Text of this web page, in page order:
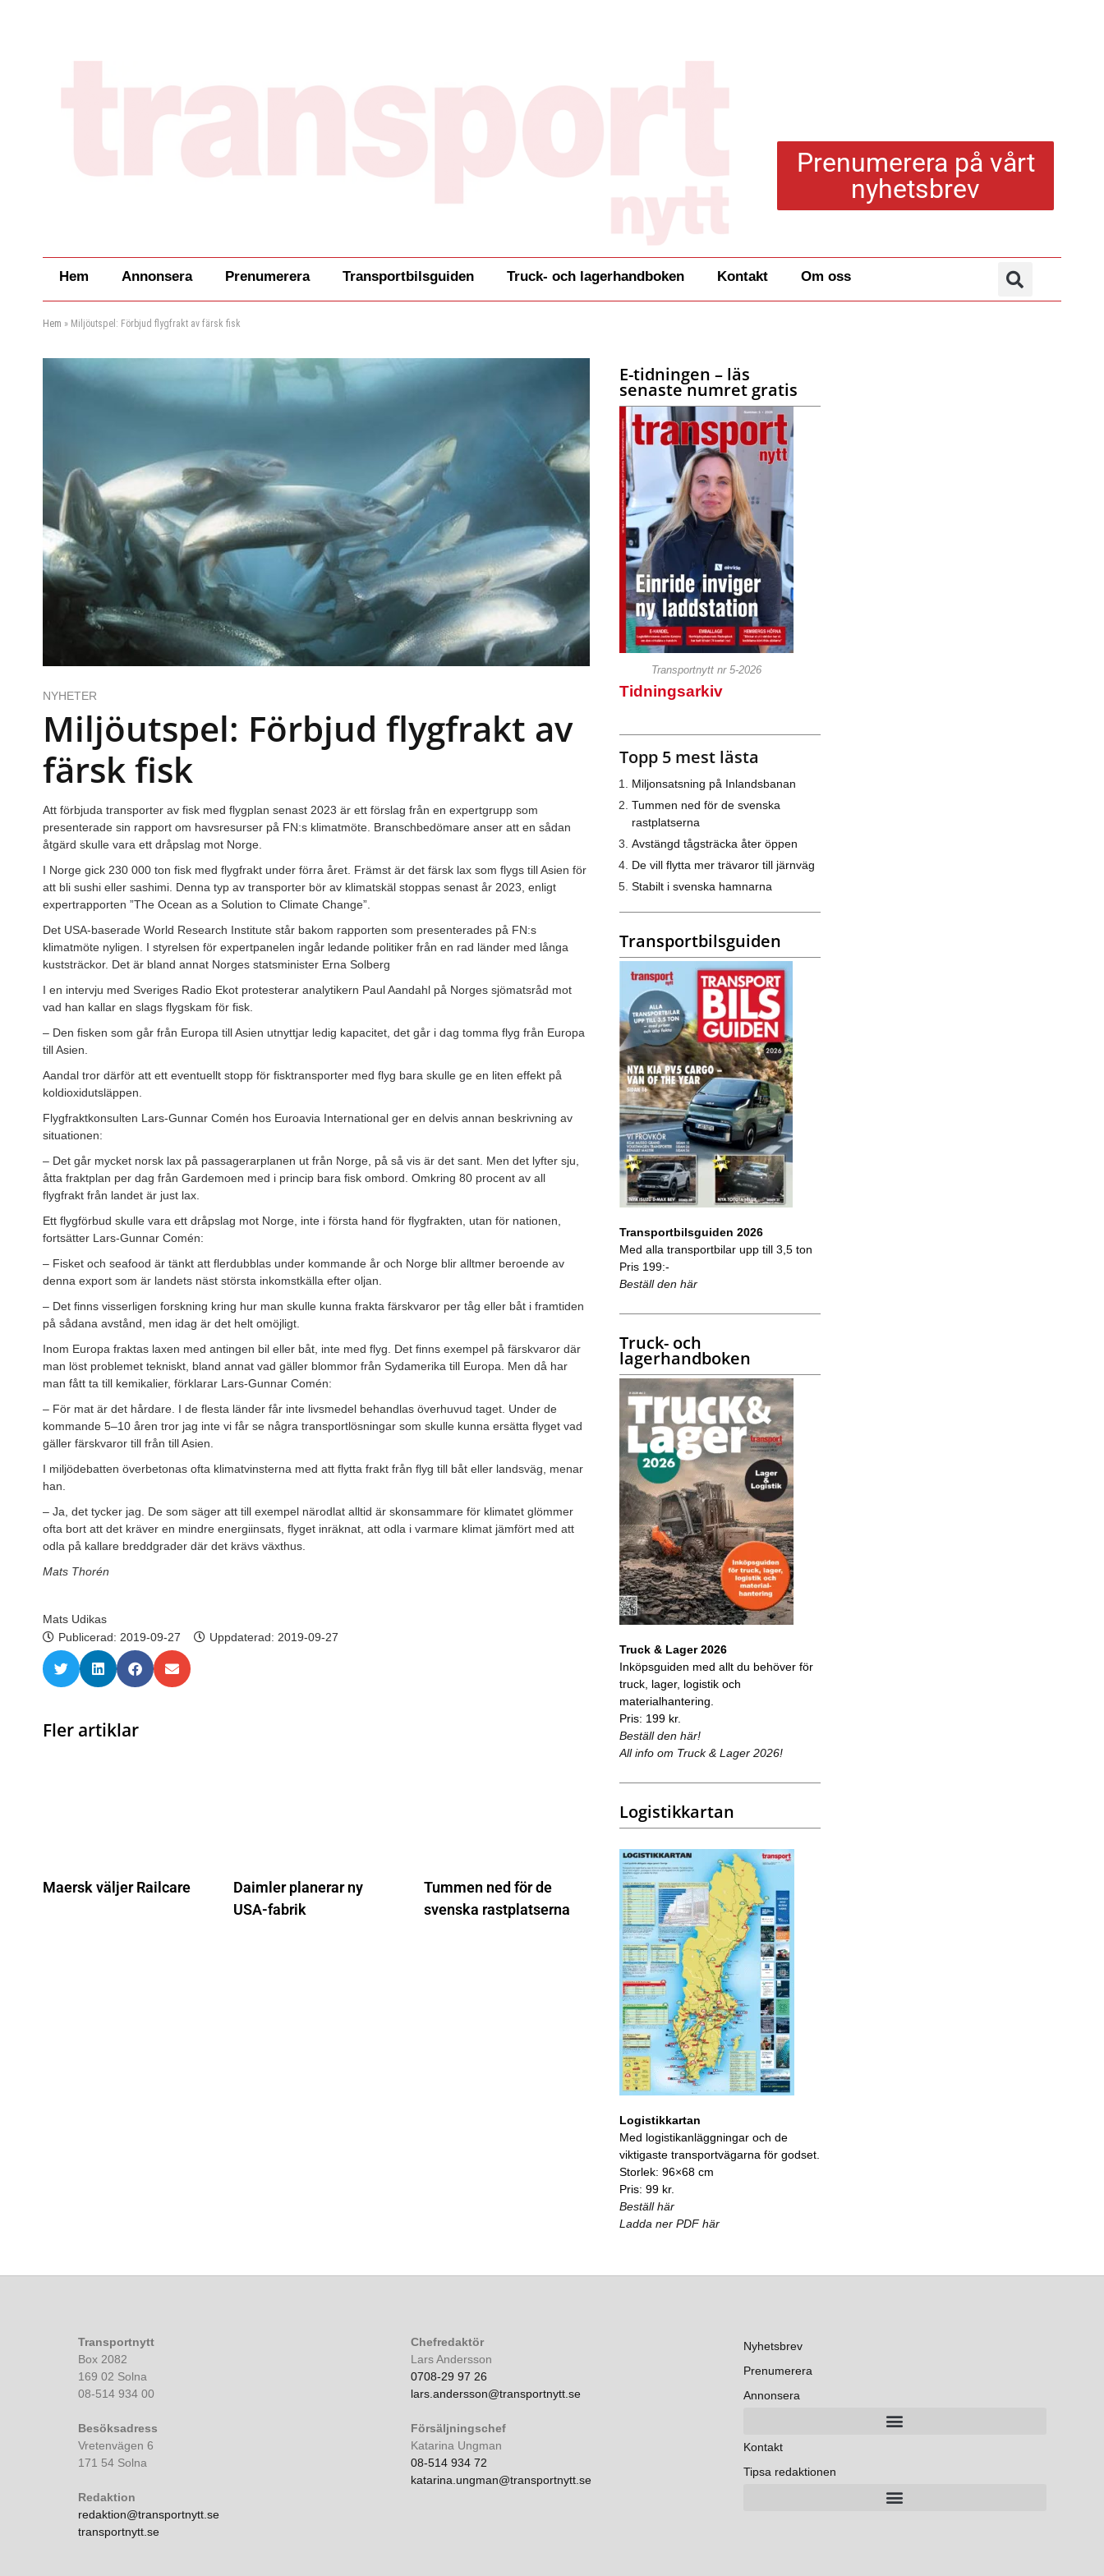
Prenumerera på vårt
nyhetsbrev
Hem Annonsera Prenumerera Transportbilsguiden Truck- och lagerhandboken Kontakt Om oss
Hem » Miljöutspel: Förbjud flygfrakt av färsk fisk
NYHETER
Miljöutspel: Förbjud flygfrakt av
färsk fisk
Att förbjuda transporter av fisk med flygplan senast 2023 är ett förslag från en expertgrupp som
presenterade sin rapport om havsresurser på FN:s klimatmöte. Branschbedömare anser att en sådan
åtgärd skulle vara ett dråpslag mot Norge.
I Norge gick 230 000 ton fisk med flygfrakt under förra året. Främst är det färsk lax som flygs till Asien för
att bli sushi eller sashimi. Denna typ av transporter bör av klimatskäl stoppas senast år 2023, enligt
expertrapporten ”The Ocean as a Solution to Climate Change”.
Det USA-baserade World Research Institute står bakom rapporten som presenterades på FN:s
klimatmöte nyligen. I styrelsen för expertpanelen ingår ledande politiker från en rad länder med långa
kuststräckor. Det är bland annat Norges statsminister Erna Solberg
I en intervju med Sveriges Radio Ekot protesterar analytikern Paul Aandahl på Norges sjömatsråd mot
vad han kallar en slags flygskam för fisk.
– Den fisken som går från Europa till Asien utnyttjar ledig kapacitet, det går i dag tomma flyg från Europa
till Asien.
Aandal tror därför att ett eventuellt stopp för fisktransporter med flyg bara skulle ge en liten effekt på
koldioxidutsläppen.
Flygfraktkonsulten Lars-Gunnar Comén hos Euroavia International ger en delvis annan beskrivning av
situationen:
– Det går mycket norsk lax på passagerarplanen ut från Norge, på så vis är det sant. Men det lyfter sju,
åtta fraktplan per dag från Gardemoen med i princip bara fisk ombord. Omkring 80 procent av all
flygfrakt från landet är just lax.
Ett flygförbud skulle vara ett dråpslag mot Norge, inte i första hand för flygfrakten, utan för nationen,
fortsätter Lars-Gunnar Comén:
– Fisket och seafood är tänkt att flerdubblas under kommande år och Norge blir alltmer beroende av
denna export som är landets näst största inkomstkälla efter oljan.
– Det finns visserligen forskning kring hur man skulle kunna frakta färskvaror per tåg eller båt i framtiden
på sådana avstånd, men idag är det helt omöjligt.
Inom Europa fraktas laxen med antingen bil eller båt, inte med flyg. Det finns exempel på färskvaror där
man löst problemet tekniskt, bland annat vad gäller blommor från Sydamerika till Europa. Men då har
man fått ta till kemikalier, förklarar Lars-Gunnar Comén:
– För mat är det hårdare. I de flesta länder får inte livsmedel behandlas överhuvud taget. Under de
kommande 5–10 åren tror jag inte vi får se några transportlösningar som skulle kunna ersätta flyget vad
gäller färskvaror till från till Asien.
I miljödebatten överbetonas ofta klimatvinsterna med att flytta frakt från flyg till båt eller landsväg, menar
han.
– Ja, det tycker jag. De som säger att till exempel närodlat alltid är skonsammare för klimatet glömmer
ofta bort att det kräver en mindre energiinsats, flyget inräknat, att odla i varmare klimat jämfört med att
odla på kallare breddgrader där det krävs växthus.
Mats Thorén
Mats Udikas
Publicerad: 2019-09-27 Uppdaterad: 2019-09-27
Fler artiklar
Maersk väljer Railcare
Daimler planerar ny
USA-fabrik
Tummen ned för de
svenska rastplatserna
E-tidningen – läs
senaste numret gratis
Transportnytt nr 5-2026
Tidningsarkiv
Topp 5 mest lästa
Miljonsatsning på Inlandsbanan
Tummen ned för de svenska
rastplatserna
Avstängd tågsträcka åter öppen
De vill flytta mer trävaror till järnväg
Stabilt i svenska hamnarna
Transportbilsguiden
Transportbilsguiden 2026
Med alla transportbilar upp till 3,5 ton
Pris 199:-
Beställ den här
Truck- och
lagerhandboken
Truck & Lager 2026
Inköpsguiden med allt du behöver för
truck, lager, logistik och
materialhantering.
Pris: 199 kr.
Beställ den här!
All info om Truck & Lager 2026!
Logistikkartan
Logistikkartan
Med logistikanläggningar och de
viktigaste transportvägarna för godset.
Storlek: 96×68 cm
Pris: 99 kr.
Beställ här
Ladda ner PDF här
Transportnytt
Box 2082
169 02 Solna
08-514 934 00
Besöksadress
Vretenvägen 6
171 54 Solna
Redaktion
redaktion@transportnytt.se
transportnytt.se
Chefredaktör
Lars Andersson
0708-29 97 26
lars.andersson@transportnytt.se
Försäljningschef
Katarina Ungman
08-514 934 72
katarina.ungman@transportnytt.se
Nyhetsbrev
Prenumerera
Annonsera
Kontakt
Tipsa redaktionen